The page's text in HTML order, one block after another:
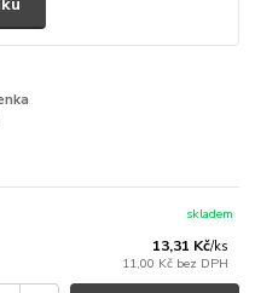
13,31 Kč/ks
11,00 Kč bez DPH
skladem